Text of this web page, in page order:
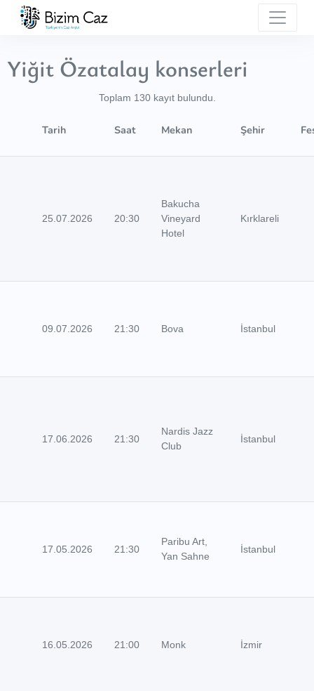
Yiğit Özatalay konserleri
Toplam 130 kayıt bulundu.
Tarih Saat Mekan Şehir
25.07.2026 20:30
Bakucha
Vineyard
Hotel
Kırklareli
09.07.2026 21:30 Bova İstanbul
17.06.2026 21:30
Nardis Jazz
Club
İstanbul
17.05.2026 21:30
Paribu Art,
Yan Sahne
İstanbul
16.05.2026 21:00 Monk İzmir